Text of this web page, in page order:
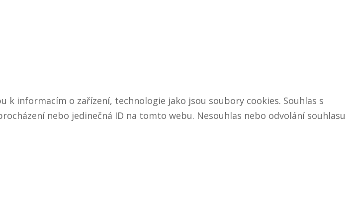
informacím o zařízení, technologie jako jsou soubory cookies. Souhlas s
nebo jedinečná ID na tomto webu. Nesouhlas nebo odvolání souhlasu